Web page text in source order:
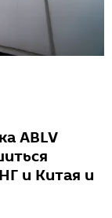
ABLV
и Китая и